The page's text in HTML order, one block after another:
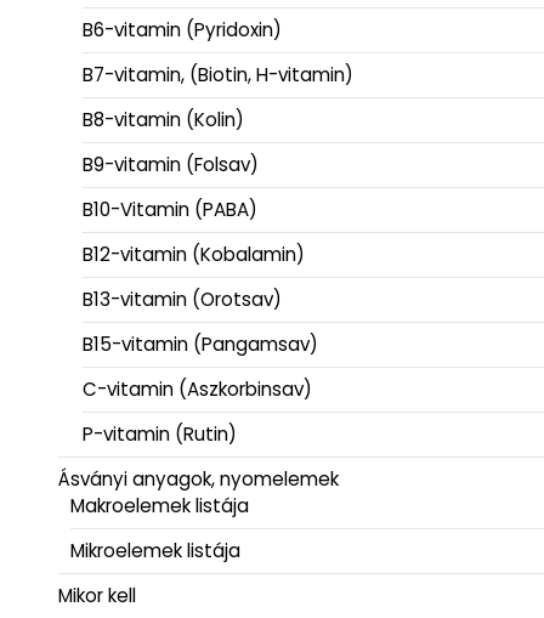
B6-vitamin (Pyridoxin)
B7-vitamin, (Biotin, H-vitamin)
B8-vitamin (Kolin)
B9-vitamin (Folsav)
B10-Vitamin (PABA)
B12-vitamin (Kobalamin)
B13-vitamin (Orotsav)
B15-vitamin (Pangamsav)
C-vitamin (Aszkorbinsav)
P-vitamin (Rutin)
Ásványi anyagok, nyomelemek
Makroelemek listája
Mikroelemek listája
Mikor kell